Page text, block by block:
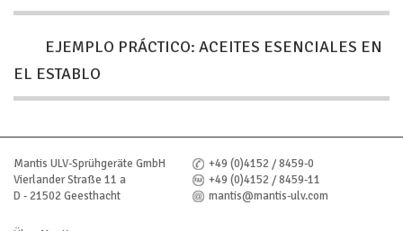
EJEMPLO PRÁCTICO: ACEITES ESENCIALES EN
EL ESTABLO
Mantis ULV-Sprühgeräte GmbH
Vierlander Straße 11 a
D - 21502 Geesthacht
+49 (0)4152 / 8459-0
+49 (0)4152 / 8459-11
mantis@mantis-ulv.com